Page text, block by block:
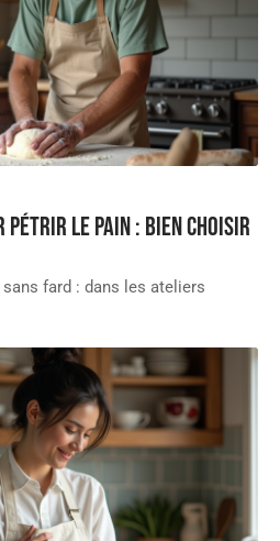
pétrir le pain : bien choisir
fard : dans les ateliers